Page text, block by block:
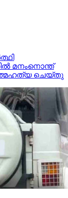
മനംനൊന്ത്
ചെയ്തു